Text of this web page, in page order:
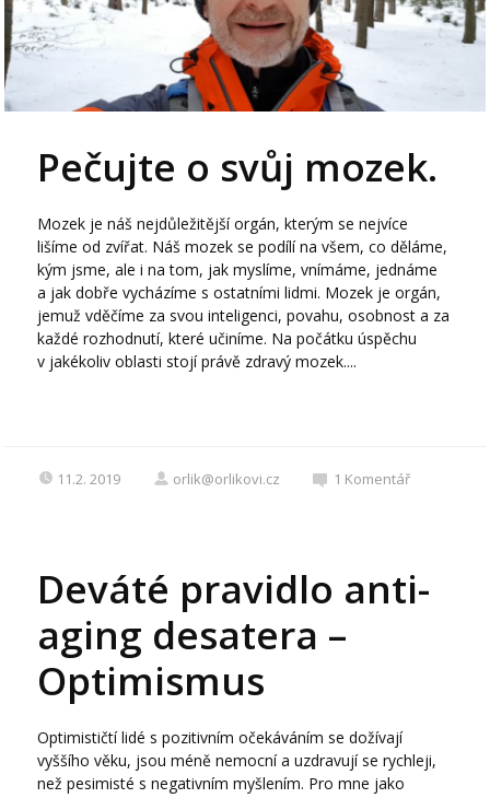
Pečujte o svůj mozek.
Mozek je náš nejdůležitější orgán, kterým se nejvíce
lišíme od zvířat. Náš mozek se podílí na všem, co děláme,
kým jsme, ale i na tom, jak myslíme, vnímáme, jednáme
a jak dobře vycházíme s ostatními lidmi. Mozek je orgán,
jemuž vděčíme za svou inteligenci, povahu, osobnost a za
každé rozhodnutí, které učiníme. Na počátku úspěchu
v jakékoliv oblasti stojí právě zdravý mozek....
11.2. 2019 orlik@orlikovi.cz 1 Komentář
Deváté pravidlo anti-
aging desatera –
Optimismus
Optimističtí lidé s pozitivním očekáváním se dožívají
vyššího věku, jsou méně nemocní a uzdravují se rychleji,
než pesimisté s negativním myšlením. Pro mne jako